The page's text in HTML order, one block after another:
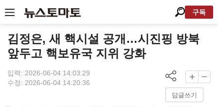
구독
김정은, 새 핵시설 공개…시진핑 방북
앞두고 핵보유국 지위 강화
입력: 2026-06-04 14:03:29
수정: 2026-06-04 14:20:36
답글쓰기